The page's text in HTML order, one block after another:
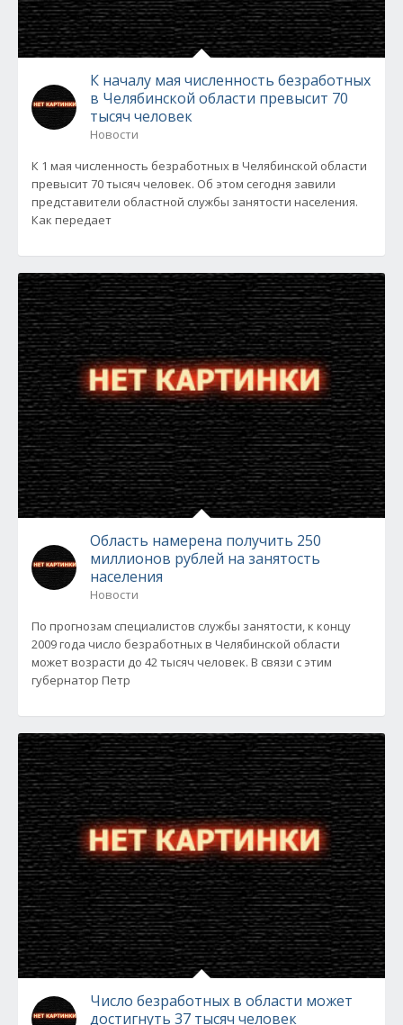
К началу мая численность безработных
в Челябинской области превысит 70
тысяч человек
Новости
К 1 мая численность безработных в Челябинской области
превысит 70 тысяч человек. Об этом сегодня завили
представители областной службы занятости населения.
Как передает
Область намерена получить 250
миллионов рублей на занятость
населения
Новости
По прогнозам специалистов службы занятости, к концу
2009 года число безработных в Челябинской области
может возрасти до 42 тысяч человек. В связи с этим
губернатор Петр
Число безработных в области может
достигнуть 37 тысяч человек